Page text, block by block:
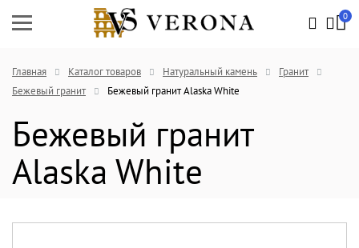
0
Главная Каталог товаров Натуральный камень
Гранит
Бежевый гранит
Бежевый гранит Alaska White
Бежевый гранит
Alaska White